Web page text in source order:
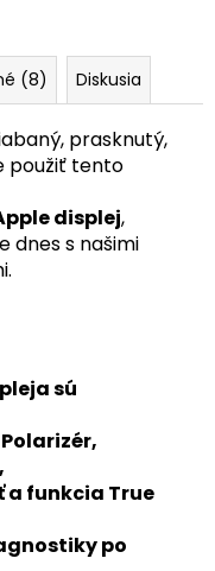
(8) Diskusia
prasknutý,
použiť tento
displej,
dnes s našimi
sú
a funkcia True
po